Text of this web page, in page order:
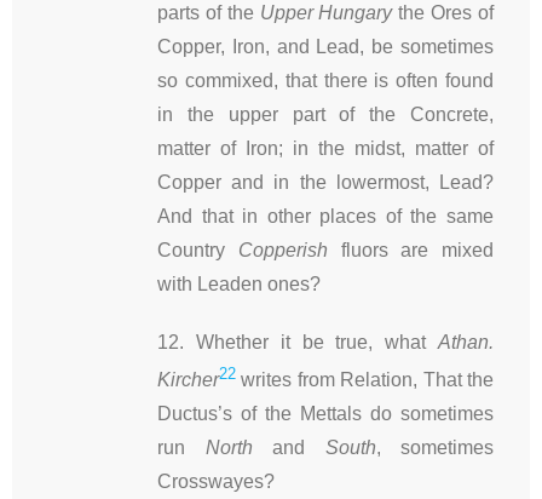
parts of the Upper Hungarythe Ores of
Copper, Iron, and Lead, be sometimes
so commixed, that there is often found
in the upper part of the Concrete,
matter of Iron; in the midst, matter of
Copper and in the lowermost, Lead?
And that in other places of the same
Country Copperish fluors are mixed
with Leaden ones?
12. Whether it be true, what Athan.
Kircher22 writes from Relation, That the
Ductus’s of the Mettals do sometimes
run North and South, sometimes
Crosswayes?